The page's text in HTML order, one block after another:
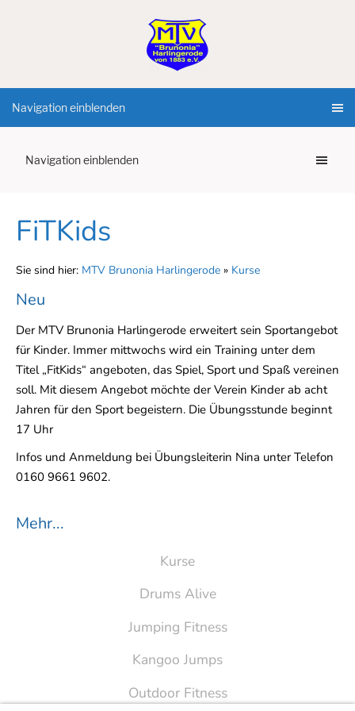
Navigation einblenden
Navigation einblenden
FiTKids
Sie sind hier: MTV Brunonia Harlingerode » Kurse
Neu
Der MTV Brunonia Harlingerode erweitert sein Sportangebot
für Kinder. Immer mittwochs wird ein Training unter dem
Titel „FitKids“ angeboten, das Spiel, Sport und Spaß vereinen
soll. Mit diesem Angebot möchte der Verein Kinder ab acht
Jahren für den Sport begeistern. Die Übungsstunde beginnt
17 Uhr
Infos und Anmeldung bei Übungsleiterin Nina unter Telefon
0160 9661 9602.
Mehr...
Kurse
Drums Alive
Jumping Fitness
Kangoo Jumps
Outdoor Fitness